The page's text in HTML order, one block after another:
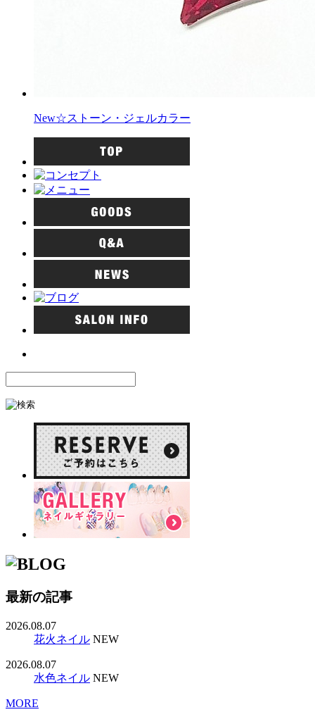
New☆ストーン・ジェルカラー
最新の記事
2026.08.07
花火ネイル NEW
2026.08.07
水色ネイル NEW
MORE